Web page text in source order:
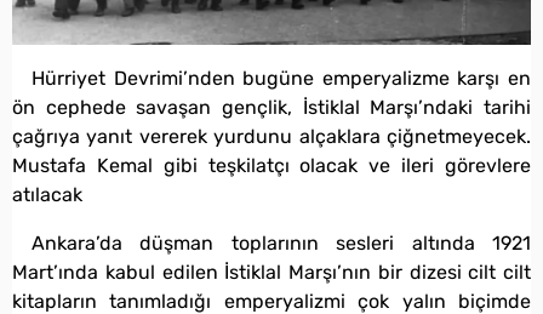
Hürriyet Devrimi’nden bugüne emperyalizme karşı en
ön cephede savaşan gençlik, İstiklal Marşı’ndaki tarihi
çağrıya yanıt vererek yurdunu alçaklara çiğnetmeyecek.
Mustafa Kemal gibi teşkilatçı olacak ve ileri görevlere
atılacak
Ankara’da düşman toplarının sesleri altında 1921
Mart’ında kabul edilen İstiklal Marşı’nın bir dizesi cilt cilt
kitapların tanımladığı emperyalizmi çok yalın biçimde